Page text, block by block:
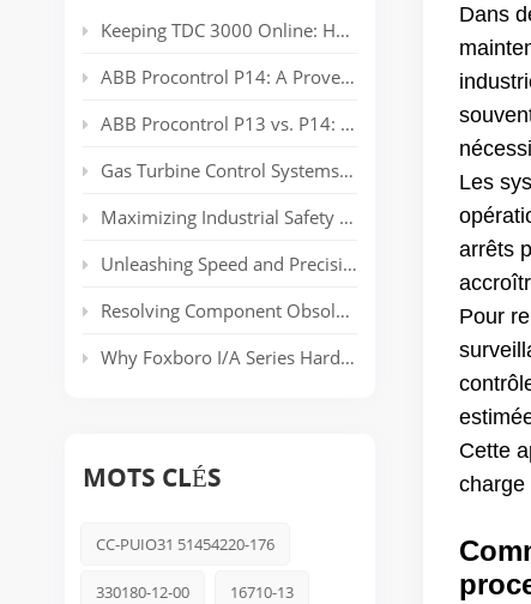
Keeping TDC 3000 Online: Honeywell EPLCG Gateway Compatibility, Specifications and Spare Parts
ABB Procontrol P14: A Proven Power Plant Automation System Supporting Reliable Generation for Decades
ABB Procontrol P13 vs. P14: Technical Comparison and Spare Parts Guide
Gas Turbine Control Systems: Common Automation Platforms and Spare Parts Used in Power Generation
Maximizing Industrial Safety and Connectivity with the HIMA HIMatrix Series
Unleashing Speed and Precision: The Power of ABB’s AC 800PEC Control System
Resolving Component Obsolescence in ICS Triplex Trusted® T8000 Series Safety Systems
Why Foxboro I/A Series Hardware Still Dominates Long-Life Process Plants
MOTS CLÉS
CC-PUIO31 51454220-176
330180-12-00 16710-13
Dans
Les
arrêts
Pour
Cette
charge